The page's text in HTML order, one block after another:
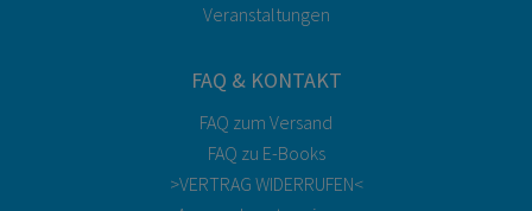
Veranstaltungen
FAQ & KONTAKT
FAQ zum Versand
FAQ zu E-Books
>VERTRAG WIDERRUFEN<